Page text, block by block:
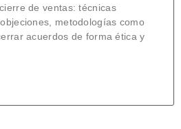
de ventas: técnicas
metodologías como
acuerdos de forma ética y